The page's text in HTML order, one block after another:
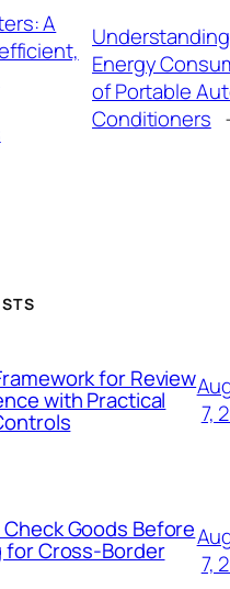
A
Energy
of Portable
Conditioners
for Review
with Practical
7,
Goods Before
for Cross-Border
7,